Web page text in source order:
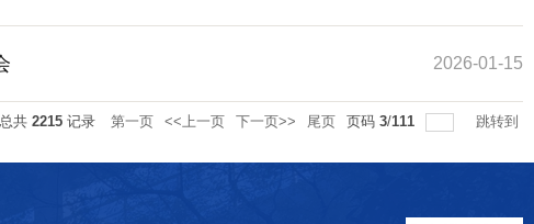
2026-01-15
总共 2215 记录 第一页 <<上一页 下一页>> 尾页 页码 3/111 跳转到